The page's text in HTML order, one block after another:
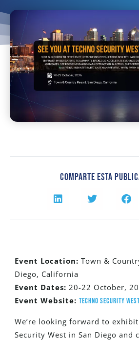
Comparte Esta
Event Location: Town &
Diego, California
Event Dates: 20-22 October,
Event Website: Techno Security
We’re looking forward to
Security West in San Diego and